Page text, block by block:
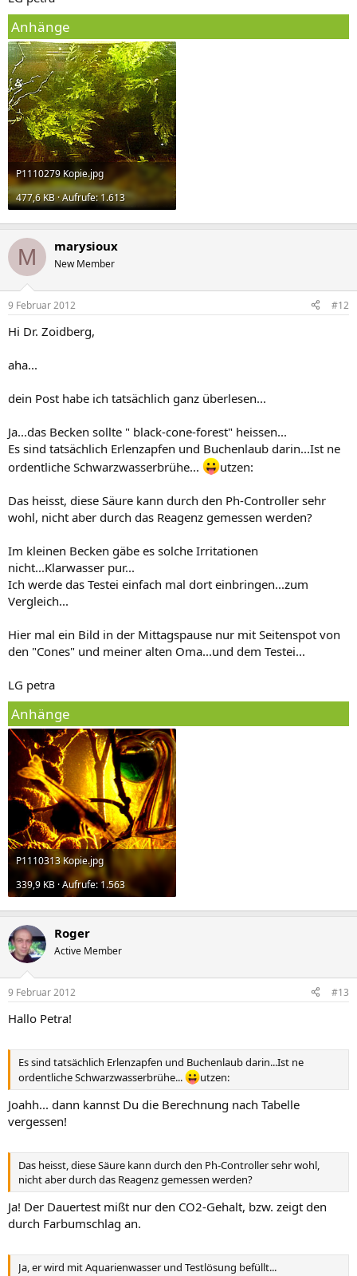
Anhänge
P1110279 Kopie.jpg
477,6 KB · Aufrufe: 1.613
M marysioux
New Member
9 Februar 2012 #12
Hi Dr. Zoidberg,
aha...
dein Post habe ich tatsächlich ganz überlesen...
Ja...das Becken sollte " black-cone-forest" heissen...
Es sind tatsächlich Erlenzapfen und Buchenlaub darin...Ist ne
ordentliche Schwarzwasserbrühe...
utzen:
Das heisst, diese Säure kann durch den Ph-Controller sehr
wohl, nicht aber durch das Reagenz gemessen werden?
Im kleinen Becken gäbe es solche Irritationen
nicht...Klarwasser pur...
Ich werde das Testei einfach mal dort einbringen...zum
Vergleich...
Hier mal ein Bild in der Mittagspause nur mit Seitenspot von
den "Cones" und meiner alten Oma...und dem Testei...
LG petra
Anhänge
P1110313 Kopie.jpg
339,9 KB · Aufrufe: 1.563
Roger
Active Member
9 Februar 2012 #13
Hallo Petra!
Es sind tatsächlich Erlenzapfen und Buchenlaub darin...Ist ne
ordentliche Schwarzwasserbrühe...
utzen:
Joahh... dann kannst Du die Berechnung nach Tabelle
vergessen!
Das heisst, diese Säure kann durch den Ph-Controller sehr wohl,
nicht aber durch das Reagenz gemessen werden?
Ja! Der Dauertest mißt nur den CO2-Gehalt, bzw. zeigt den
durch Farbumschlag an.
Ja, er wird mit Aquarienwasser und Testlösung befüllt...